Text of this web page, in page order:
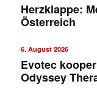
Herzklappe:
Österreich
6. August 2026
Evotec
Odyssey